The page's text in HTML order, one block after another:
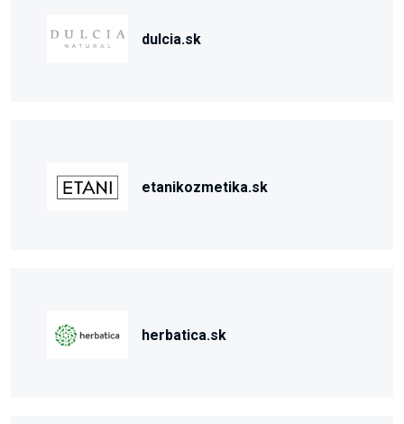
dulcia.sk
etanikozmetika.sk
herbatica.sk